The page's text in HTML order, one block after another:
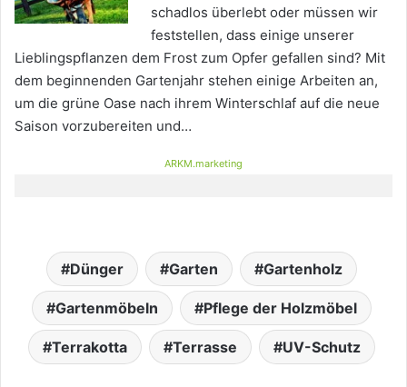
schadlos überlebt oder müssen wir
feststellen, dass einige unserer
Lieblingspflanzen dem Frost zum Opfer gefallen sind? Mit
dem beginnenden Gartenjahr stehen einige Arbeiten an,
um die grüne Oase nach ihrem Winterschlaf auf die neue
Saison vorzubereiten und…
ARKM.marketing
Dünger Garten Gartenholz
Gartenmöbeln Pflege der Holzmöbel
Terrakotta Terrasse UV-Schutz